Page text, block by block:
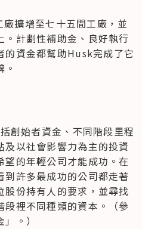
擴增至七十五間工廠，並
計劃性補助金、良好執行
的資金都幫助Husk完成了它
創始者資金、不同階段里程
以社會影響力為主的投資
的年輕公司才能成功。在
許多最成功的公司都走著
份持有人的要求，並尋找
段裡不同種類的資本。（參
。）